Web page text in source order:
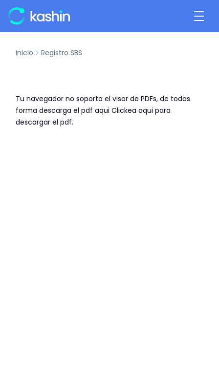
Inicio Registro SBS
Tu navegador no soporta el visor de PDFs, de todas
forma descarga el pdf aqui Clickea aqui para
descargar el pdf.